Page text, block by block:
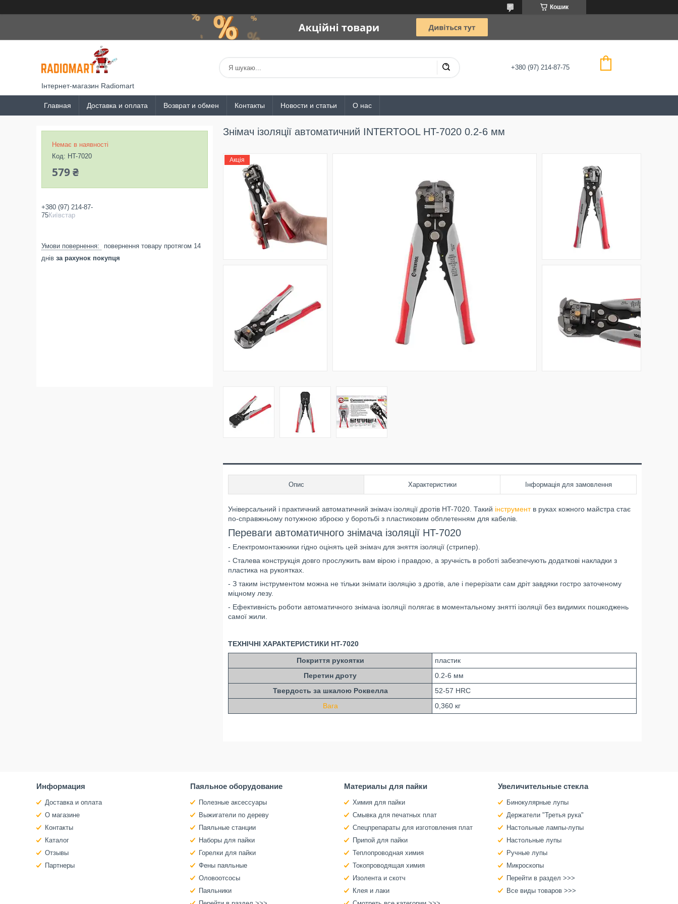
Кошик
Інтернет-магазин Radiomart
+380 (97) 214-87-75
Главная Доставка и оплата Возврат и обмен Контакты Новости и статьи О нас
Знімач ізоляції автоматичний INTERTOOL HT-7020 0.2-6 мм
Акція
Опис Характеристики Інформація для замовлення
Універсальний і практичний автоматичний знімач ізоляції дротів HT-7020. Такий інструментв руках кожного майстра стає
по-справжньому потужною зброєю у боротьбі з пластиковим обплетенням для кабелів.
Переваги автоматичного знімача ізоляції HT-7020
- Електромонтажники гідно оцінять цей знімач для зняття ізоляції (стрипер).
- Сталева конструкція довго прослужить вам вірою і правдою, а зручність в роботі забезпечують додаткові накладки з
пластика на рукоятках.
- З таким інструментом можна не тільки знімати ізоляцію з дротів, але і перерізати сам дріт завдяки гостро заточеному
міцному лезу.
- Ефективність роботи автоматичного знімача ізоляції полягає в моментальному знятті ізоляції без видимих пошкоджень
самої жили.
ТЕХНІЧНІ ХАРАКТЕРИСТИКИ HT-7020
Покриття рукоятки
пластик
Перетин дроту
0.2-6 мм
Твердость за шкалою Роквелла
52-57 HRC
Вага
0,360 кг
Немає в наявності
Код: HT-7020
579 ₴
+380 (97) 214-87-
75Київстар
повернення товару протягом 14
днів за рахунок покупця
Информация
Доставка и оплата
О магазине
Контакты
Каталог
Отзывы
Партнеры
Паяльное оборудование
Полезные аксессуары
Выжигатели по дереву
Паяльные станции
Наборы для пайки
Горелки для пайки
Фены паяльные
Оловоотсосы
Паяльники
Материалы для пайки
Химия для пайки
Смывка для печатных плат
Спецпрепараты для изготовления плат
Припой для пайки
Теплопроводная химия
Токопроводящая химия
Изолента и скотч
Клея и лаки
Увеличительные стекла
Бинокулярные лупы
Держатели "Третья рука"
Настольные лампы-лупы
Настольные лупы
Ручные лупы
Микроскопы
Перейти в раздел >>>
Все виды товаров >>>